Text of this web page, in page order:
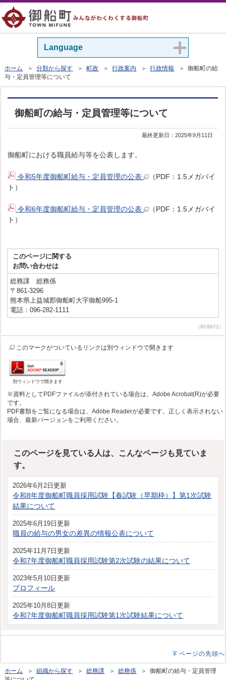
Language
ホーム ＞分類から探す ＞町政 ＞行政案内 ＞行政情報
＞ 御船町の給
与・定員管理等について
御船町の給与・定員管理等について
最終更新日：2025年9月11日
御船町における職員給与等を公表します。
令和5年度御船町給与・定員管理の公表
（PDF：1.5メガバイ
ト）
令和6年度御船町給与・定員管理の公表
（PDF：1.5メガバイ
ト）
このページに関する
お問い合わせは
総務課 総務係
〒861-3296
熊本県上益城郡御船町大字御船995-1
電話：096-282-1111
（ID:8872）
このマークがついているリンクは別ウィンドウで開きます
別ウィンドウで開きます
※資料としてPDFファイルが添付されている場合は、Adobe Acrobat(R)が必要
です。
PDF書類をご覧になる場合は、Adobe Readerが必要です。正しく表示されない
場合、最新バージョンをご利用ください。
このページを見ている人は、こんなページも見ていま
す。
2026年6月2日更新
令和8年度御船町職員採用試験【春試験（早期枠）】第1次試験
結果について
2025年6月19日更新
職員の給与の男女の差異の情報公表について
2025年11月7日更新
令和7年度御船町職員採用試験第2次試験の結果について
2023年5月10日更新
プロフィール
2025年10月8日更新
令和7年度御船町職員採用試験第1次試験結果について
ページの先頭へ
ホーム ＞組織から探す ＞総務課 ＞総務係 ＞ 御船町の給与・定員管理